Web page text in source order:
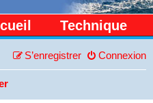
Technique
Connexion
S’enregistrer